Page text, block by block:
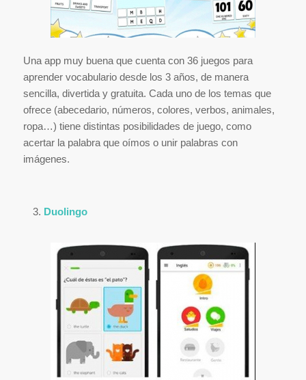
Una app muy buena que cuenta con 36 juegos para
aprender vocabulario desde los 3 años, de manera
sencilla, divertida y gratuita. Cada uno de los temas que
ofrece (abecedario, números, colores, verbos, animales,
ropa…) tiene distintas posibilidades de juego, como
acertar la palabra que oímos o unir palabras con
imágenes.
Duolingo